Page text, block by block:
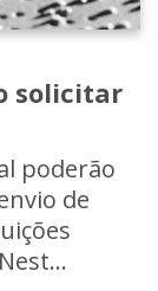
solicitar
poderão
de